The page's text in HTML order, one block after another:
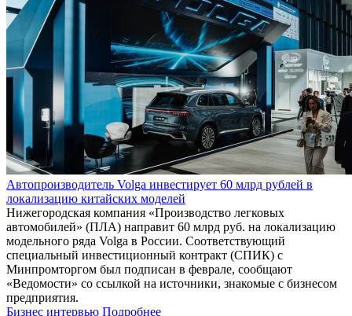
Автопроизводитель Volga инвестирует 60 млрд рублей в
локализацию китайских моделей
Нижегородская компания «Производство легковых
автомобилей» (ПЛА) направит 60 млрд руб. на локализацию
модельного ряда Volga в России. Соответствующий
специальный инвестиционный контракт (СПИК) с
Минпромторгом был подписан в феврале, сообщают
«Ведомости» со ссылкой на источники, знакомые с бизнесом
предприятия.
Бизнес интервью Подробнее